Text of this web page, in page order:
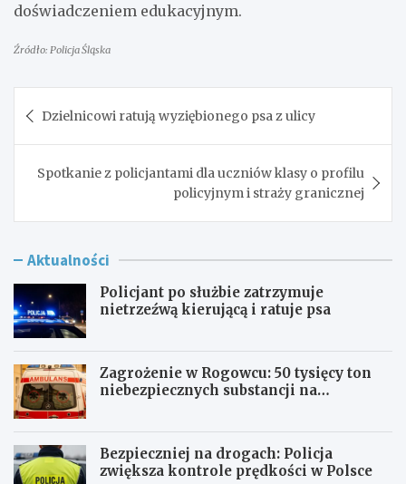
doświadczeniem edukacyjnym.
Źródło: Policja Śląska
wpisu
Dzielnicowi ratują wyziębionego psa z ulicy
Spotkanie z policjantami dla uczniów klasy o profilu
policyjnym i straży granicznej
Aktualności
Policjant po służbie zatrzymuje
nietrzeźwą kierującą i ratuje psa
Zagrożenie w Rogowcu: 50 tysięcy ton
niebezpiecznych substancji na
Bezpieczniej na drogach: Policja
zwiększa kontrole prędkości w Polsce